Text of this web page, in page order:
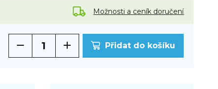
Možnosti a ceník doručení
Přidat do košíku